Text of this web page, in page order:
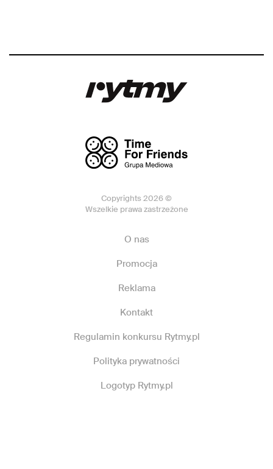
Copyrights 2026 ©
Wszelkie prawa zastrzeżone
O nas
Promocja
Reklama
Kontakt
Regulamin konkursu Rytmy.pl
Polityka prywatności
Logotyp Rytmy.pl